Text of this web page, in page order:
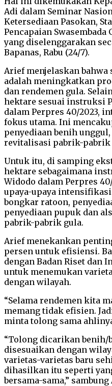
Adi dalam Seminar
Ketersediaan Pasokan,
Pencapaian Swasembada
yang diselenggarakan
Bapanas, Rabu (24/7).
Arief menjelaskan bahwa
adalah meningkatkan
dan rendemen gula.
hektare sesuai instruksi
dalam Perpres 40/2023,
fokus utama. Ini
penyediaan benih
revitalisasi pabrik-pabrik
Untuk itu, di samping
hektare sebagaimana
Widodo dalam Perpres
upaya-upaya
bongkar ratoon,
penyediaan pupuk dan
pabrik-pabrik gula.
Arief menekankan
persen untuk efisiensi.
dengan Badan Riset dan
untuk menemukan
dengan wilayah.
“Selama rendemen kita
memang tidak efisien.
minta tolong sama
“Tolong dicarikan benih/
disesuaikan dengan
varietas-varietas baru
dihasilkan itu seperti
bersama-sama,” sambung